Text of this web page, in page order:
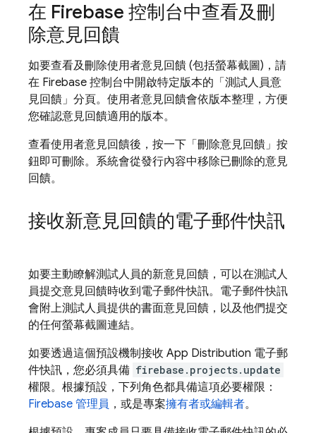
在 Firebase 控制台中查看及刪
除意見回饋
如要查看及刪除使用者意見回饋 (包括螢幕截圖)，請
在 Firebase 控制台中開啟特定版本的「測試人員意
見回饋」 分頁。使用者意見回饋會依版本整理，方便
您確認意見回饋適用的版本。
查看使用者意見回饋後，按一下「刪除意見回饋」 按
鈕即可刪除。系統會從發行內容中移除已刪除的意見
回饋。
接收新意見回饋的電子郵件快訊
如要主動瞭解測試人員的新意見回饋，可以在測試人
員提交意見回饋時收到電子郵件快訊。電子郵件快訊
會附上測試人員提供的書面意見回饋，以及他們提交
的任何螢幕截圖連結。
如要透過這個預設機制接收 App Distribution 電子郵
件快訊，您必須具備 firebase.projects.update
權限。根據預設，下列角色都具備這項必要權限：
Firebase 管理員 ，或是專案擁有者或編輯者。